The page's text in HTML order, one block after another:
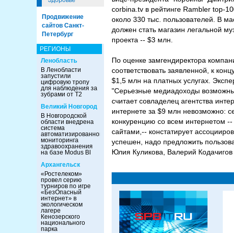
Продвижение
сайтов Санкт-
Петербург
РЕГИОНЫ
Ленобласть
В Ленобласти
запустили
цифровую тропу
для наблюдения за
зубрами от Т2
Великий Новгород
В Новгородской
области внедрена
система
автоматизированного
мониторинга
здравоохранения
на базе Modus BI
Архангельск
«Ростелеком»
провел серию
турниров по игре
«БезОпасный
интернет» в
экологическом
лагере
Кенозерского
национального
парка
corbina.tv в рейтинге Rambler top-
около 330 тыс. пользователей. В
должен стать магазин легальной
проекта -- $3 млн.
По оценке замгендиректора
соответствовать заявленной, к
$1,5 млн на платных услугах.
"Серьезные медиадоходы
считает совладелец агентства
интернете за $9 млн невозможно:
конкуренцию со всем интернетом
сайтами,-- констатирует
успешен, надо предложить
Юлия Куликова, Валерий Кодачигов